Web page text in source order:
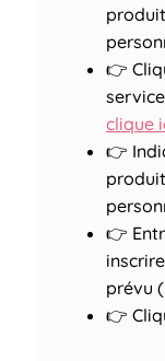
👉
clique
👉
👉
prévu
👉